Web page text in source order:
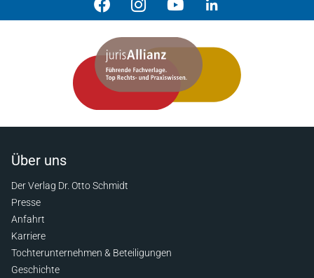
Über uns
Der Verlag Dr. Otto Schmidt
Presse
Anfahrt
Karriere
Tochterunternehmen & Beteiligungen
Geschichte